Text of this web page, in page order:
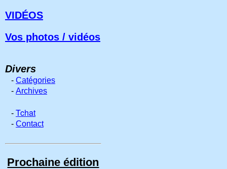
VIDÉOS
Vos photos / vidéos
Divers
- Catégories
- Archives
- Tchat
- Contact
Prochaine édition